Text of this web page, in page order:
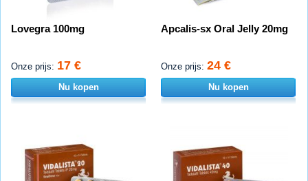
Lovegra 100mg
Onze prijs: 17 €
Nu kopen
Apcalis-sx Oral Jelly 20mg
Onze prijs: 24 €
Nu kopen